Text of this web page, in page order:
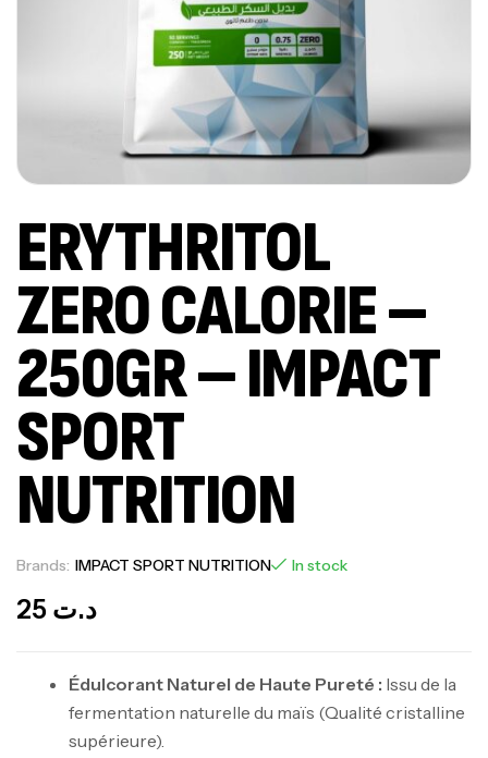
ERYTHRITOL
ZERO CALORIE –
250GR – IMPACT
SPORT
NUTRITION
Brands: IMPACT SPORT NUTRITION In stock
د.ت
Édulcorant Naturel de Haute Pureté : Issu de la
fermentation naturelle du maïs (Qualité cristalline
supérieure).